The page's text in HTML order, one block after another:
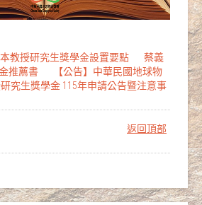
教授研究生獎學金設置要點
蔡義
推薦書
【公告】中華民國地球物
究生獎學金 115年申請公告暨注意事
返回頂部